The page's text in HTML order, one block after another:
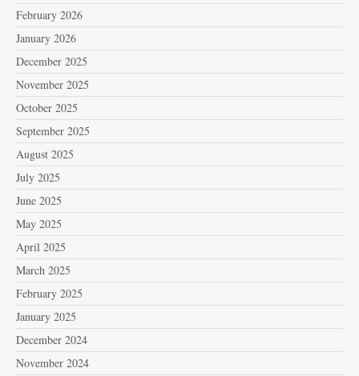
February 2026
January 2026
December 2025
November 2025
October 2025
September 2025
August 2025
July 2025
June 2025
May 2025
April 2025
March 2025
February 2025
January 2025
December 2024
November 2024